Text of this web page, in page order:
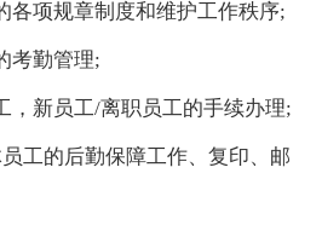
项规章制度和维护工作秩序;
勤管理;
新员工/离职员工的手续办理;
的后勤保障工作、复印、邮